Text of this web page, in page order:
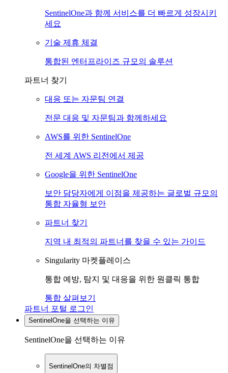
SentinelOne과 함께 서비스를 더 빠르게 성장시키
세요
기술 제휴 체결
통합된 엔터프라이즈 규모의 솔루션
파트너 찾기
대응 또는 자문팀 연결
전문 대응 및 자문팀과 함께하세요
AWS를 위한 SentinelOne
전 세계 AWS 리전에서 제공
Google을 위한 SentinelOne
보안 담당자에게 이점을 제공하는 글로벌 규모의
통합 자율형 보안
파트너 찾기
지역 내 최적의 파트너를 찾을 수 있는 가이드
Singularity 마켓플레이스
통합 예방, 탐지 및 대응을 위한 원클릭 통합
통합 살펴보기
파트너 포털 로그인
SentinelOne을 선택하는 이유
SentinelOne을 선택하는 이유
SentinelOne의 차별점